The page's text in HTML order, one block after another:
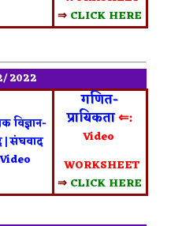
⇒ CLICK HERE
2022
विज्ञान-
| संघवाद
Video
गणित-
प्रायिकता⇐:
Video
WORKSHEET
⇒ CLICK HERE